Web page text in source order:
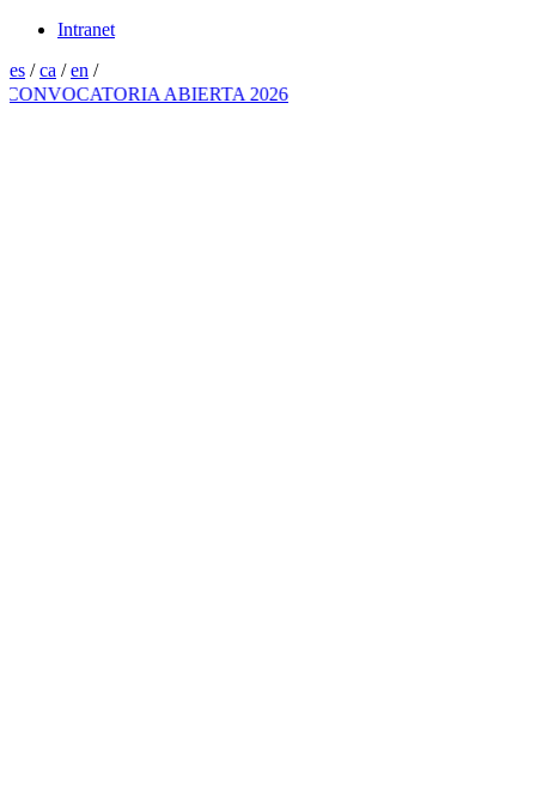
Intranet
es /ca /en /
ABIERTA 2026